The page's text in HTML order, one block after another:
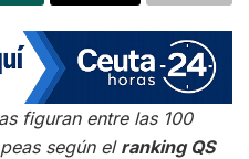
figuran entre las 100
según el ranking QS